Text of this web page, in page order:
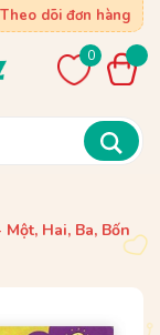
Theo dõi đơn hàng
0
Hai, Ba, Bốn